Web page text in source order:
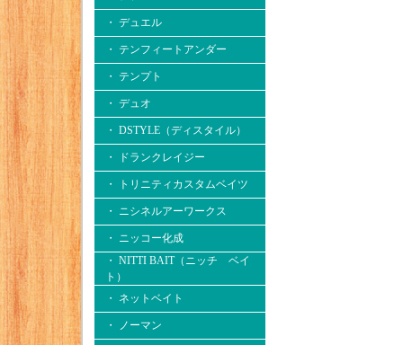
・ デュエル
・ テンフィートアンダー
・ テンプト
・ デュオ
・ DSTYLE（ディスタイル）
・ ドランクレイジー
・ トリニティカスタムベイツ
・ ニシネルアーワークス
・ ニッコー化成
・ NITTI BAIT（ニッチ ベイ
ト）
・ ネットベイト
・ ノーマン